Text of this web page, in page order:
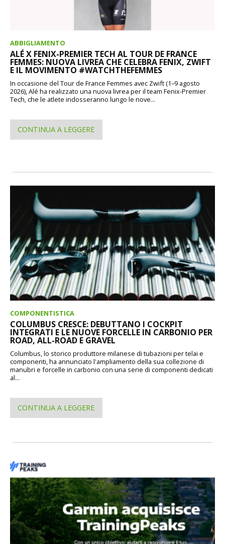
ABBIGLIAMENTO
ALÉ X FENIX-PREMIER TECH AL TOUR DE FRANCE
FEMMES: NUOVA LIVREA CHE CELEBRA FENIX, ZWIFT
E IL MOVIMENTO #WATCHTHEFEMMES
In occasione del Tour de France Femmes avec Zwift (1–9 agosto
2026), Alé ha realizzato una nuova livrea per il team Fenix-Premier
Tech, che le atlete indosseranno lungo le nove...
CONTINUA A LEGGERE
COMPONENTISTICA
COLUMBUS CRESCE: DEBUTTANO I COCKPIT
INTEGRATI E LE NUOVE FORCELLE IN CARBONIO PER
ROAD, ALL-ROAD E GRAVEL
Columbus, lo storico produttore milanese di tubazioni per telai e
componenti, ha annunciato l'ampliamento della sua collezione di
manubri e forcelle in carbonio con una serie di componenti dedicati
al...
CONTINUA A LEGGERE